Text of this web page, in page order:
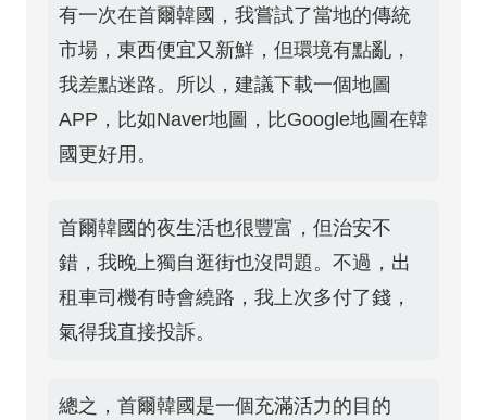
有一次在首爾韓國，我嘗試了當地的傳統
市場，東西便宜又新鮮，但環境有點亂，
我差點迷路。所以，建議下載一個地圖
APP，比如Naver地圖，比Google地圖在韓
國更好用。
首爾韓國的夜生活也很豐富，但治安不
錯，我晚上獨自逛街也沒問題。不過，出
租車司機有時會繞路，我上次多付了錢，
氣得我直接投訴。
總之，首爾韓國是一個充滿活力的目的